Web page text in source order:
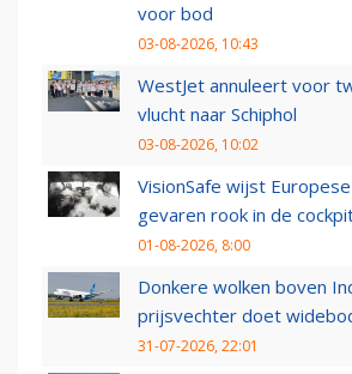
voor bod
03-08-2026, 10:43
WestJet annuleert voor
vlucht naar Schiphol
03-08-2026, 10:02
VisionSafe wijst
gevaren rook in de
01-08-2026, 8:00
Donkere wolken boven
prijsvechter doet
31-07-2026, 22:01